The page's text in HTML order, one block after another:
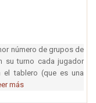
número de grupos de
su turno cada jugador
tablero (que es una
más